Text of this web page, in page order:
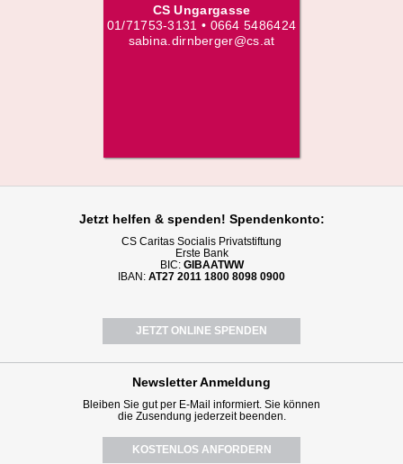
CS Ungargasse
01/71753-3131 • 0664 5486424
sabina.dirnberger@cs.at
Jetzt helfen & spenden! Spendenkonto:
CS Caritas Socialis Privatstiftung
Erste Bank
BIC: GIBAATWW
IBAN: AT27 2011 1800 8098 0900
JETZT ONLINE SPENDEN
NewsletterAnmeldung
Bleiben Sie gut per E-Mail informiert. Sie können
die Zusendung jederzeit beenden.
KOSTENLOS ANFORDERN